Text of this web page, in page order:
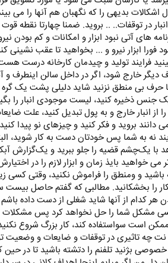
بدیهی را که نگهبان هم آنها را می
در توقفات.. .. بروید. ضمنا چهارتا نقطه
های آتی نبود ابزار و امکانات و کم بودن
فورا ابزار نیرو و ... بخواهید تا عقب نشینی
فرایند تولید و چیدمان کارخانه درست
دیگر خارج شود، اگر در داخل سالن اینطرف و
حرف بی منطق نزنید شاید دلیلی پشت یک
ذخیره کنید، لیست موجودی انبار را
انبار خارج و به پول تبدیل کنید، علت
بروید و فکر کنید و چیزهای نو پیدا
نه به شما پس خودتان دست به کار شوید،
با یک‌چشم قضیه را جلو ببرید و یک‌گزارش
بایذ زمان و ابزار لازم را در
و ومنطق را فراموش نکنید، وقتی کسی
را بخشکانید. مطالبی که گفتم حاصل
کدام از آنها شاید شغلی از دست داده باشم
مشکل شما را حل نخواهد کرد پس مشکلات
است سواستفاده کند، کار بزرگ شروع
نت چه تاثیری در توقفات و ضایعات و وضعیت
بژنید تلفنم را دتشته باشید تا در حین